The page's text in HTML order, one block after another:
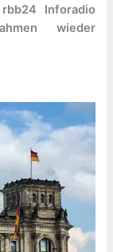
Inforadio
wieder